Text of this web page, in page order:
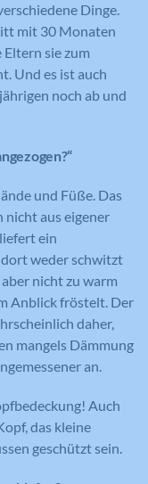
Dinge.
mit 30 Monaten
sie zum
Und es ist auch
noch ab und
und Füße. Das
nicht aus eigener
ein
dort weder schwitzt
nicht zu warm
Anblick fröstelt. Der
daher,
mangels Dämmung
an.
Auch
das kleine
geschützt sein.
um Ihre
diese Website
verwendet,
ID, die
Daten
Website
Google Maps
ID auf
GPS-